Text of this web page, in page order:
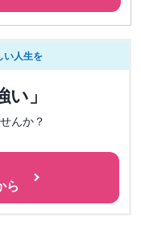
い人生を
い」
んか？
ら